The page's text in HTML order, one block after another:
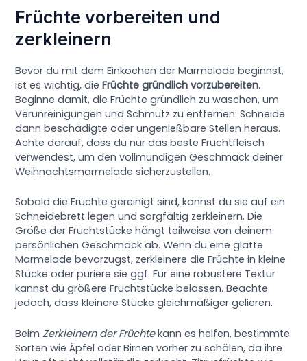
Früchte vorbereiten und
zerkleinern
Bevor du mit dem Einkochen der Marmelade beginnst,
ist es wichtig, dieFrüchte gründlich vorzubereiten.
Beginne damit, die Früchte gründlich zu waschen, um
Verunreinigungen und Schmutz zu entfernen. Schneide
dann beschädigte oder ungenießbare Stellen heraus.
Achte darauf, dass du nur das beste Fruchtfleisch
verwendest, um den vollmundigen Geschmack deiner
Weihnachtsmarmelade sicherzustellen.
Sobald die Früchte gereinigt sind, kannst du sie auf ein
Schneidebrett legen und sorgfältig zerkleinern. Die
Größe der Fruchtstücke hängt teilweise von deinem
persönlichen Geschmack ab. Wenn du eine glatte
Marmelade bevorzugst, zerkleinere die Früchte in kleine
Stücke oder püriere sie ggf. Für eine robustere Textur
kannst du größere Fruchtstücke belassen. Beachte
jedoch, dass kleinere Stücke gleichmäßiger gelieren.
BeimZerkleinern der Früchtekann es helfen, bestimmte
Sorten wie Äpfel oder Birnen vorher zu schälen, da ihre